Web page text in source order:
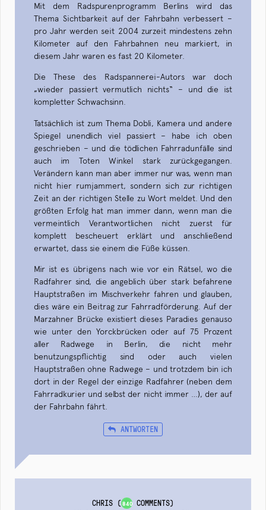
Mit dem Radspurenprogramm Berlins wird das
Thema Sichtbarkeit auf der Fahrbahn verbessert –
pro Jahr werden seit 2004 zurzeit mindestens zehn
Kilometer auf den Fahrbahnen neu markiert, in
diesem Jahr waren es fast 20 Kilometer.
Die These des Radspannerei-Autors war doch
„wieder passiert vermutlich nichts“ – und die ist
kompletter Schwachsinn.
Tatsächlich ist zum Thema Dobli, Kamera und andere
Spiegel unendlich viel passiert – habe ich oben
geschrieben – und die tödlichen Fahrradunfälle sind
auch im Toten Winkel stark zurückgegangen.
Verändern kann man aber immer nur was, wenn man
nicht hier rumjammert, sondern sich zur richtigen
Zeit an der richtigen Stelle zu Wort meldet. Und den
größten Erfolg hat man immer dann, wenn man die
vermeintlich Verantwortlichen nicht zuerst für
komplett bescheuert erklärt und anschließend
erwartet, dass sie einem die Füße küssen.
Mir ist es übrigens nach wie vor ein Rätsel, wo die
Radfahrer sind, die angeblich über stark befahrene
Hauptstraßen im Mischverkehr fahren und glauben,
dies wäre ein Beitrag zur Fahrradförderung. Auf der
Marzahner Brücke existiert dieses Paradies genauso
wie unter den Yorckbrücken oder auf 75 Prozent
aller Radwege in Berlin, die nicht mehr
benutzungspflichtig sind oder auch vielen
Hauptstraßen ohne Radwege – und trotzdem bin ich
dort in der Regel der einzige Radfahrer (neben dem
Fahrradkurier und selbst der nicht immer …), der auf
der Fahrbahn fährt.
ANTWORTEN
CHRIS (840 COMMENTS)